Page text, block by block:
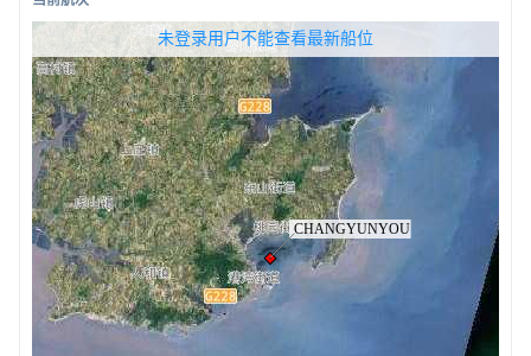
未登录用户不能查看最新船位
无权查看最新船位，请联系开通